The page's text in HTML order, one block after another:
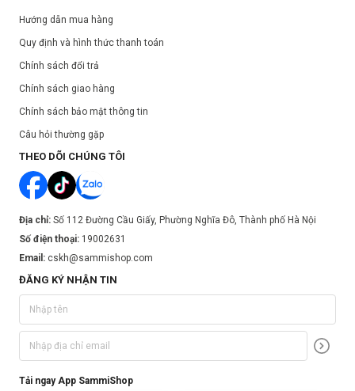
Hướng dẫn mua hàng
Quy định và hình thức thanh toán
Chính sách đổi trả
Chính sách giao hàng
Chính sách bảo mật thông tin
Câu hỏi thường gặp
THEO DÕI CHÚNG TÔI
Địa chỉ: Số 112 Đường Cầu Giấy, Phường Nghĩa Đô, Thành phố Hà Nội
Số điện thoại: 19002631
Email: cskh@sammishop.com
ĐĂNG KÝ NHẬN TIN
Tải ngay App SammiShop